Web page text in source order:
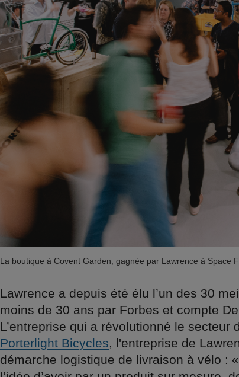
La boutique à Covent Garden, gagnée par Lawrence à Space
Lawrence a depuis été élu l’un des 30
moins de 30 ans par Forbes et compte
L’entreprise qui a révolutionné le secteur
Porterlight Bicycles, l'entreprise de
démarche logistique de livraison à vélo :